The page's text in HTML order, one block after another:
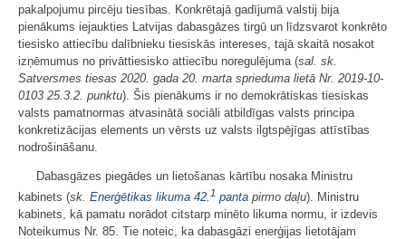
pakalpojumu pircēju tiesības. Konkrētajā gadījumā valstij bija
pienākums iejaukties Latvijas dabasgāzes tirgū un līdzsvarot konkrēto
tiesisko attiecību dalībnieku tiesiskās intereses, tajā skaitā nosakot
izņēmumus no privāttiesisko attiecību noregulējuma (sal. sk.
Satversmes tiesas 2020. gada 20. marta sprieduma lietā Nr. 2019-10-
0103 25.3.2. punktu). Šis pienākums ir no demokrātiskas tiesiskas
valsts pamatnormas atvasinātā sociāli atbildīgas valsts principa
konkretizācijas elements un vērsts uz valsts ilgtspējīgas attīstības
nodrošināšanu.
Dabasgāzes piegādes un lietošanas kārtību nosaka Ministru
kabinets (sk. Enerģētikas likuma 42. 1 panta pirmo daļu). Ministru
kabinets, kā pamatu norādot citstarp minēto likuma normu, ir izdevis
Noteikumus Nr. 85. Tie noteic, ka dabasgāzi enerģijas lietotājam